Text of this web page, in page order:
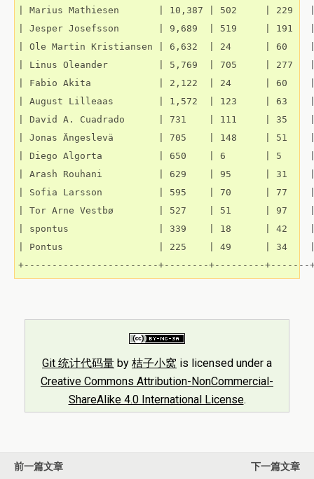
| Marius Mathiesen       | 10,387 | 502     | 229
| Jesper Josefsson       | 9,689  | 519     | 191
| Ole Martin Kristiansen | 6,632  | 24      | 60
| Linus Oleander         | 5,769  | 705     | 277
| Fabio Akita            | 2,122  | 24      | 60
| August Lilleaas        | 1,572  | 123     | 63
| David A. Cuadrado      | 731    | 111     | 35
| Jonas Ängeslevä        | 705    | 148     | 51
| Diego Algorta          | 650    | 6       | 5
| Arash Rouhani          | 629    | 95      | 31
| Sofia Larsson          | 595    | 70      | 77
| Tor Arne Vestbø        | 527    | 51      | 97
| spontus                | 339    | 18      | 42
| Pontus                 | 225    | 49      | 34
+------------------------+--------+---------+-------
Git 统计代码量 by 桔子小窝 is licensed under a
Creative Commons Attribution-NonCommercial-
ShareAlike 4.0 International License.
前一篇文章
下一篇文章